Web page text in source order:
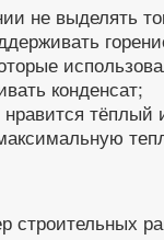
не выделять
конденсат;